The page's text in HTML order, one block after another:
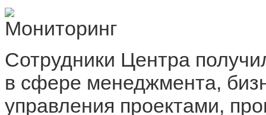
Сотрудники Центра
в сфере менеджмента,
управления проектами,